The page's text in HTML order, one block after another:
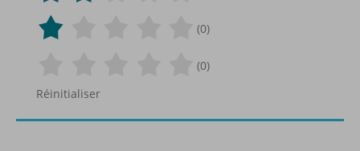
(0)
(0)
Réinitialiser